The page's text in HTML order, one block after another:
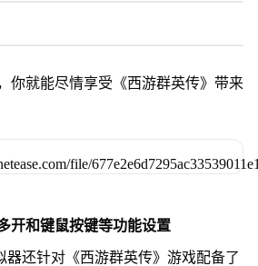
你就能尽情享受《西游群英传》带来
开和键鼠按键等功能设置
器还针对《西游群英传》游戏配备了